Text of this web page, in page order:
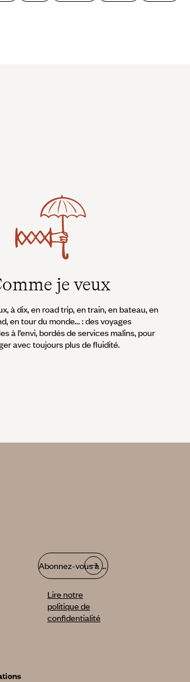
je veux
à dix, en road trip, en train, en bateau, en
en tour du monde... : des voyages
à l’envi, bordés de services malins, pour
avec toujours plus de fluidité.
Abonnez-vous à notre infolettre
Lire notre
politique de
confidentialité